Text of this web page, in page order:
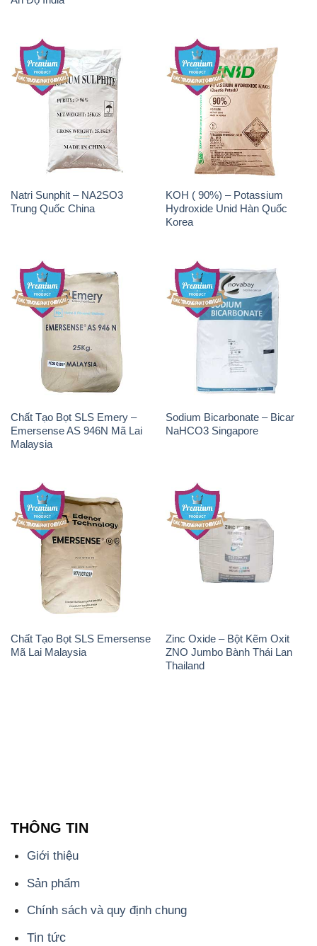
Natri Sunphit – NA2SO3
Trung Quốc China
KOH ( 90%) – Potassium
Hydroxide Unid Hàn Quốc
Korea
Chất Tạo Bọt SLS Emery –
Emersense AS 946N Mã Lai
Malaysia
Sodium Bicarbonate – Bicar
NaHCO3 Singapore
Chất Tạo Bọt SLS Emersense
Mã Lai Malaysia
Zinc Oxide – Bột Kẽm Oxit
ZNO Jumbo Bành Thái Lan
Thailand
THÔNG TIN
Giới thiệu
Sản phẩm
Chính sách và quy định chung
Tin tức